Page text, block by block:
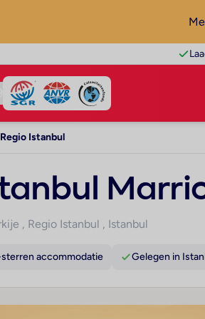
Regio Istanbul
, Regio Istanbul , Istanbul
accommodatie Gelegen in